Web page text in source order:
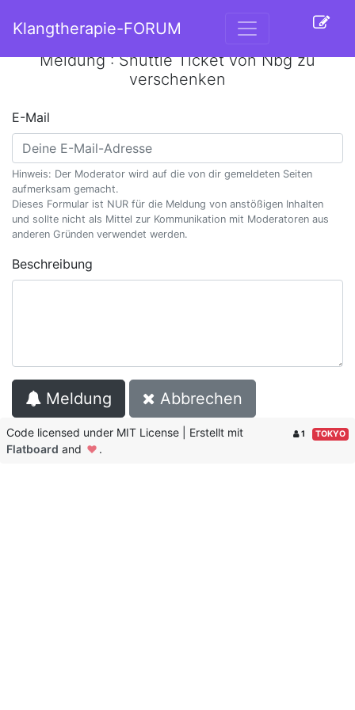
Klangtherapie-FORUM
Meldung : Shuttle Ticket von Nbg zu
verschenken
E-Mail
Hinweis: Der Moderator wird auf die von dir gemeldeten Seiten
aufmerksam gemacht.
Dieses Formular ist NUR für die Meldung von anstößigen Inhalten
und sollte nicht als Mittel zur Kommunikation mit Moderatoren aus
anderen Gründen verwendet werden.
Beschreibung
Meldung Abbrechen
1 TOKYO
Code licensed under MIT License | Erstellt mit
Flatboard and .